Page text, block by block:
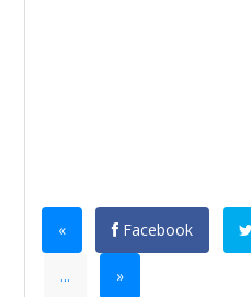
« Facebook
... »